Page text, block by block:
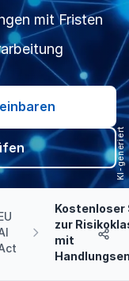
mit Fristen
Kostenloser
zur
mit